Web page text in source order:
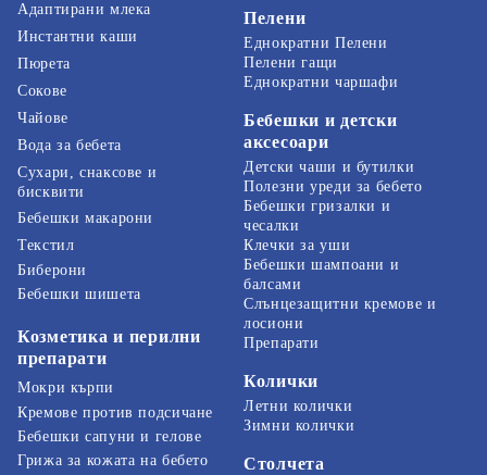
Адаптирани млека
Инстантни каши
Пюрета
Сокове
Чайове
Вода за бебета
Сухари, снаксове и
бисквити
Бебешки макарони
Пелени
Еднократни Пелени
Пелени гащи
Еднократни чаршафи
Бебешки и детски
аксесоари
Детски чаши и бутилки
Полезни уреди за бебето
Бебешки гризалки и
чесалки
Текстил
Биберони
Бебешки шишета
Козметика и перилни
препарати
Мокри кърпи
Кремове против подсичане
Бебешки сапуни и гелове
Грижа за кожата на бебето
Клечки за уши
Бебешки шампоани и
балсами
Слънцезащитни кремове и
лосиони
Препарати
Колички
Летни колички
Зимни колички
Столчета